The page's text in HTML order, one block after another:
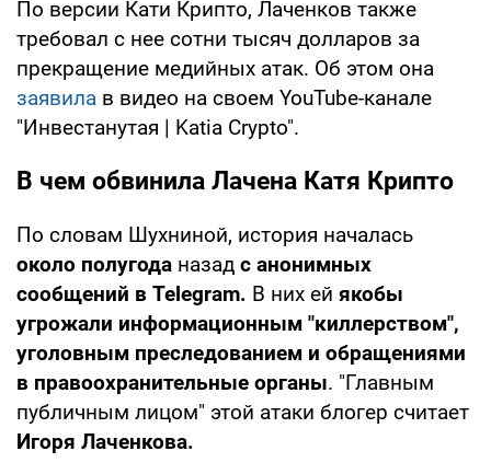
По версии Кати Крипто, Лаченков также
требовал с нее сотни тысяч долларов за
прекращение медийных атак. Об этом она
заявила в видео на своем YouTube-канале
"Инвестанутая | Katia Crypto".
В чем обвинила Лачена Катя Крипто
По словам Шухниной, история началась
около полугода назад с анонимных
сообщений в Telegram. В них ей якобы
угрожали информационным "киллерством",
уголовным преследованием и обращениями
в правоохранительные органы. "Главным
публичным лицом" этой атаки блогер считает
Игоря Лаченкова.